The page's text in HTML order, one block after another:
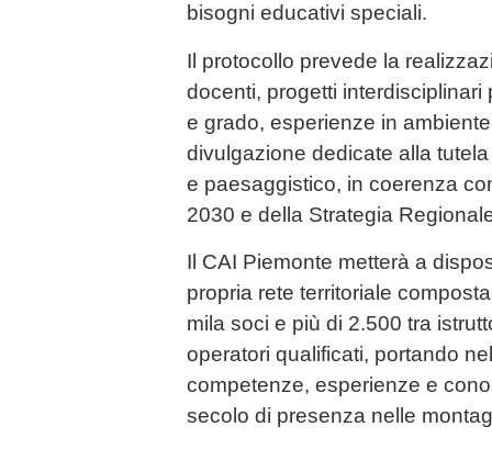
bisogni educativi speciali.
Il protocollo prevede la
docenti, progetti
e grado, esperienze in
divulgazione dedicate alla
e paesaggistico, in coerenza
2030 e della Strategia
Il CAI Piemonte metterà a
propria rete territoriale
mila soci e più di 2.500 tra
operatori qualificati, portando
competenze, esperienze e
secolo di presenza nelle